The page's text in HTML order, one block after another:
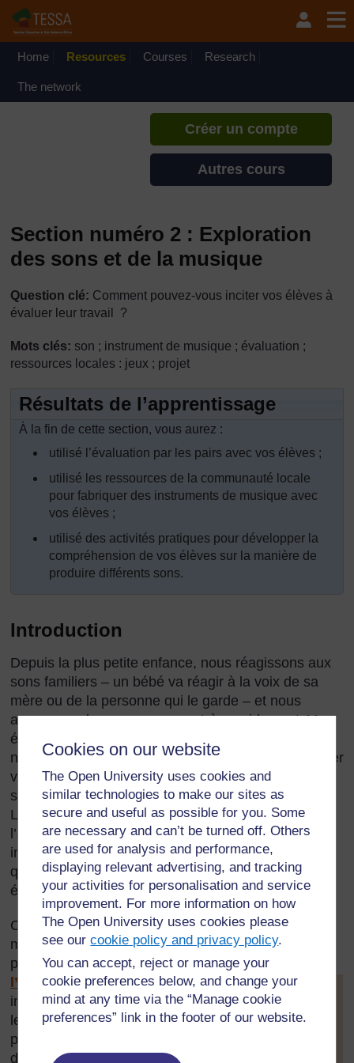
Cookies on our website
The Open University uses cookies and
similar technologies to make our sites as
secure and useful as possible for you. Some
are necessary and can’t be turned off. Others
are used for analysis and performance,
displaying relevant advertising, and tracking
your activities for personalisation and service
improvement. For more information on how
The Open University uses cookies please
see ourcookie policy and privacy policy.
You can accept, reject or manage your
cookie preferences below, and change your
mind at any time via the “Manage cookie
preferences” link in the footer of our website.
Home Resources Courses Research
The network
Si vous créez un compte, vous
pouvez établir un profil
Créer un compte
Autres cours
Section numéro 2 : Exploration
des sons et de la musique
Question clé: Comment pouvez-vous inciter vos élèves à
évaluer leur travail ?
Mots clés: son ; instrument de musique ; évaluation ;
ressources locales : jeux ; projet
Résultats de l’apprentissage
À la fin de cette section, vous aurez :
utilisé l’évaluation par les pairs avec vos élèves ;
utilisé les ressources de la communauté locale
pour fabriquer des instruments de musique avec
vos élèves ;
utilisé des activités pratiques pour développer la
compréhension de vos élèves sur la manière de
produire différents sons.
Introduction
Depuis la plus petite enfance, nous réagissons aux
sons familiers – un bébé va réagir à la voix de sa
mère ou de la personne qui le garde – et nous
apprenons de nouveaux sons très rapidement. Vos
élèves sont capables de reconnaître un très grand
nombre de sons. Dans cette section, vous allez aider
vos élèves à élargir leurs connaissances sur les
sons et sur la manière dont ils sont produits.
L’accent est mis sur les activités pratiques et sur
l’apprentissage actif. Jouez-vous vous-même un
instrument de musique ? Où bien, connaissez-vous
quelqu’un qui accepterait de venir jouer devant vos
élèves ?
Cette section explore également différentes
méthodes permettant à vos élèves d’évaluer leur
propre travail. (Voir laressource clé : Evaluer
l’apprentissage
[Astuce :
maintenez la
touche Ctrl
). Etre
impliqué dans l’évaluation aide
les élèves à comprendre
pourquoi ils apprennent et à
définir des objectifs à atteindre